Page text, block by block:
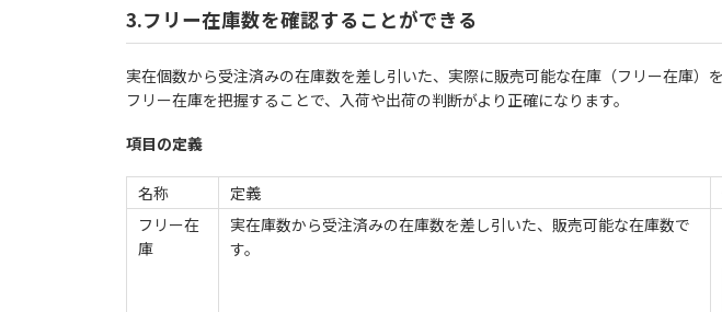
3.フリー在庫数を確認することができる
実在個数から受注済みの在庫数を差し引いた、実際に販売可能な在庫（フリー在庫）を
フリー在庫を把握することで、入荷や出荷の判断がより正確になります。
項目の定義
名称 定義
フリー在
庫
実在庫数から受注済みの在庫数を差し引いた、販売可能な在庫数で
す。